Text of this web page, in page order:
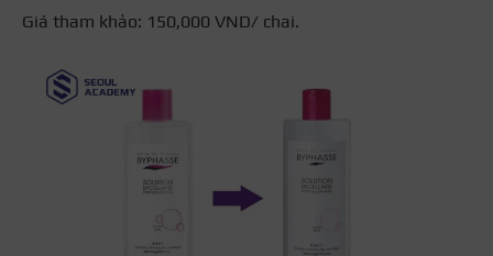
Giá tham khảo: 150,000 VND/ chai.